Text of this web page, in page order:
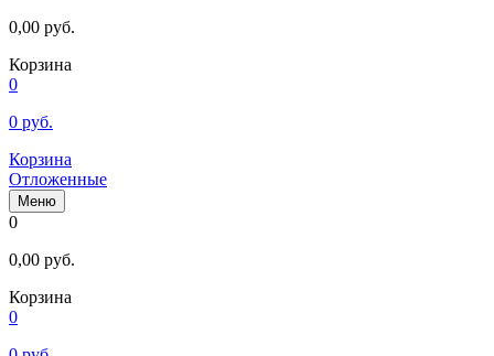
0,00 руб.
Корзина
0
0 руб.
Корзина
Отложенные
Меню
0
0,00 руб.
Корзина
0